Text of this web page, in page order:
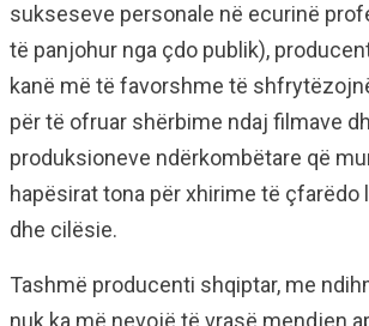
sukseseve personale në ecurinë
të panjohur nga çdo publik),
kanë më të favorshme të
për të ofruar shërbime ndaj filmave
produksioneve ndërkombëtare që
hapësirat tona për xhirime të çfarëdo
dhe cilësie.
Tashmë producenti shqiptar, me